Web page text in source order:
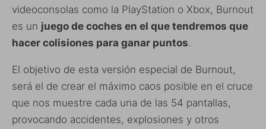
videoconsolas como la PlayStation o Xbox, Burnout
es un juego de coches en el que tendremos que
hacer colisiones para ganar puntos.
El objetivo de esta versión especial de Burnout,
será el de crear el máximo caos posible en el cruce
que nos muestre cada una de las 54 pantallas,
provocando accidentes, explosiones y otros